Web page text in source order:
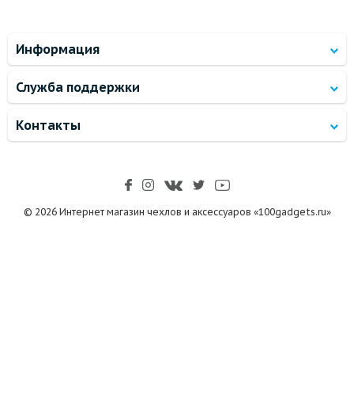
Информация
Служба поддержки
Контакты
© 2026 Интернет магазин чехлов и аксессуаров «100gadgets.ru»